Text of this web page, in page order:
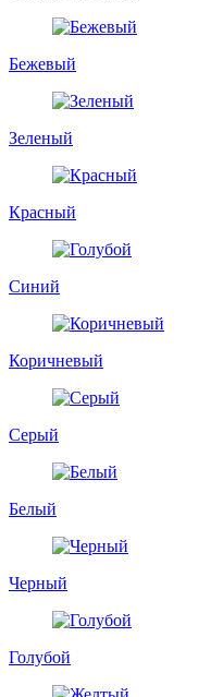
Бежевый
Зеленый
Красный
Синий
Коричневый
Серый
Белый
Черный
Голубой